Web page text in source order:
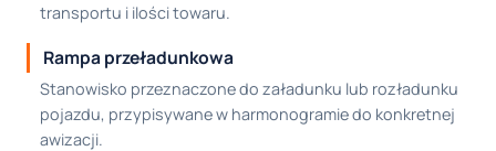
transportu i ilości towaru.
Rampa przeładunkowa
Stanowisko przeznaczone do załadunku lub rozładunku
pojazdu, przypisywane w harmonogramie do konkretnej
awizacji.